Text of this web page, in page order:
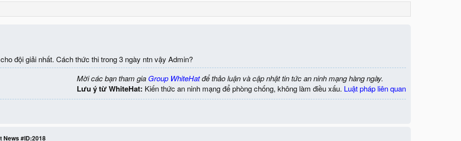
đội giải nhất. Cách thức thi trong 3 ngày ntn vậy Admin?
Mời các bạn tham gia Group WhiteHatđể thảo luận và cập nhật tin tức an ninh mạng hàng ngày.
Lưu ý từ WhiteHat: Kiến thức an ninh mạng để phòng chống, không làm điều xấu. Luật pháp liên quan
News #ID:2018